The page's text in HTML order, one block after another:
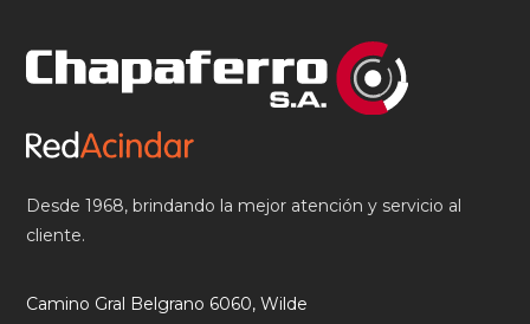
Desde 1968, brindando la mejor atención y servicio al
cliente.
Camino Gral Belgrano 6060, Wilde